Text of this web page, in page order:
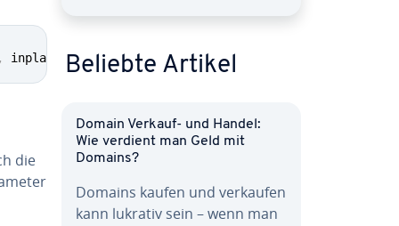
, inplace =False, ignore_index =False
die
Beliebte Artikel
Domain Verkauf- und Handel:
Wie verdient man Geld mit
Domains?
Domains kaufen und verkaufen
kann lukrativ sein – wenn man